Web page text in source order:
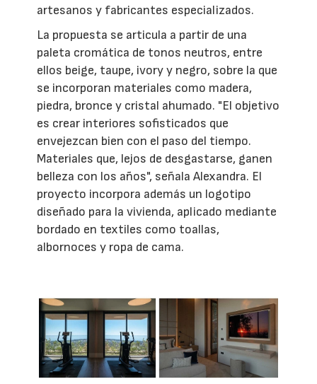
artesanos y fabricantes especializados.
La propuesta se articula a partir de una
paleta cromática de tonos neutros, entre
ellos beige, taupe, ivory y negro, sobre la que
se incorporan materiales como madera,
piedra, bronce y cristal ahumado. "El objetivo
es crear interiores sofisticados que
envejezcan bien con el paso del tiempo.
Materiales que, lejos de desgastarse, ganen
belleza con los años", señala Alexandra. El
proyecto incorpora además un logotipo
diseñado para la vivienda, aplicado mediante
bordado en textiles como toallas,
albornoces y ropa de cama.